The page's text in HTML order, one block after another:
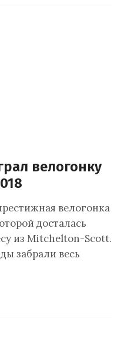
велогонку
велогонка
досталась
из Mitchelton-Scott.
забрали весь